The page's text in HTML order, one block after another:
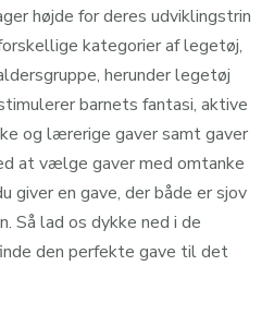
højde for deres udviklingstrin
kategorier af legetøj,
herunder legetøj
barnets fantasi, aktive
og lærerige gaver samt gaver
at vælge gaver med omtanke
giver en gave, der både er sjov
Så lad os dykke ned i de
den perfekte gave til det